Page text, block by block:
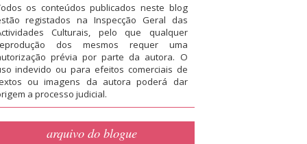
os conteúdos publicados neste blog
registados na Inspecção Geral das
Culturais, pelo que qualquer
dos mesmos requer uma
prévia por parte da autora. O
indevido ou para efeitos comerciais de
ou imagens da autora poderá dar
a processo judicial.
arquivo do blogue